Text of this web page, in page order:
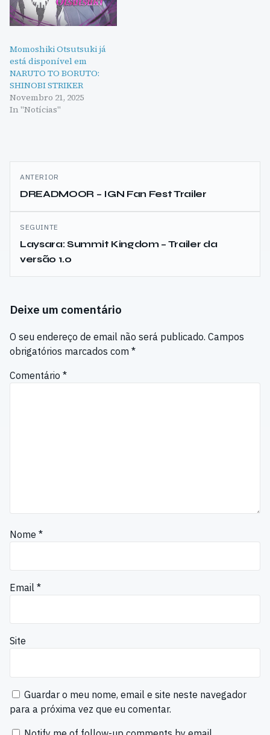
Momoshiki Otsutsuki já
está disponível em
NARUTO TO BORUTO:
SHINOBI STRIKER
Novembro 21, 2025
In "Notícias"
Navegação
de
artigos
ANTERIOR
DREADMOOR – IGN Fan Fest Trailer
SEGUINTE
Laysara: Summit Kingdom – Trailer da
versão 1.0
Deixe um comentário
O seu endereço de email não será publicado. Campos
obrigatórios marcados com *
Comentário *
Nome *
Email *
Site
Guardar o meu nome, email e site neste navegador
para a próxima vez que eu comentar.